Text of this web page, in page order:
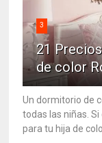
3
21
de color
Un dormitorio de
todas las niñas.
para tu hija de